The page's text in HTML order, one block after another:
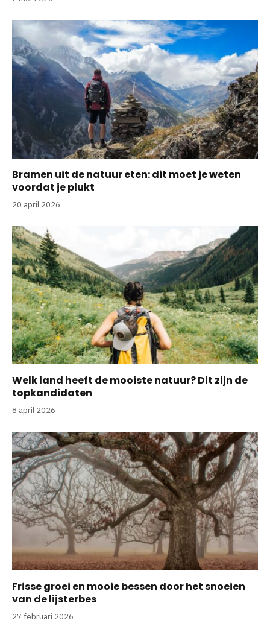
Bramen uit de natuur eten: dit moet je weten
voordat je plukt
20 april 2026
Welk land heeft de mooiste natuur? Dit zijn de
topkandidaten
8 april 2026
Frisse groei en mooie bessen door het snoeien
van de lijsterbes
27 februari 2026